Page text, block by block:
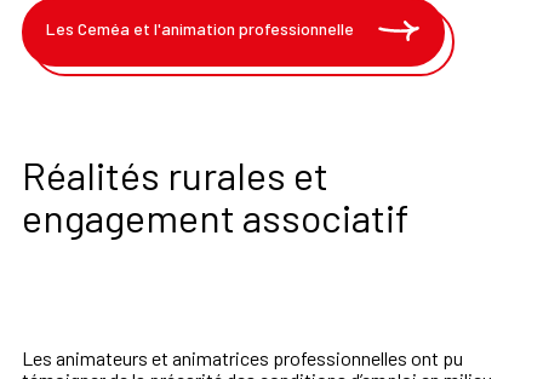
Les Ceméa et l'animation professionnelle
Réalités rurales et
engagement associatif
Les animateurs et animatrices professionnelles ont pu